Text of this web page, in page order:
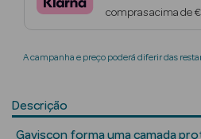
Beauty Seasoncompras acima de
A campanha e preço poderá diferir das
Descrição
Gaviscon forma uma camada